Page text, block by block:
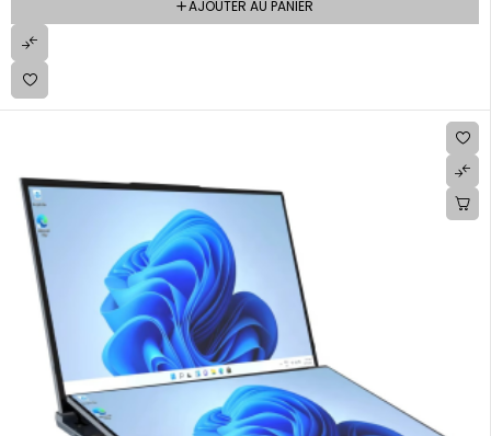
AJOUTER AU PANIER